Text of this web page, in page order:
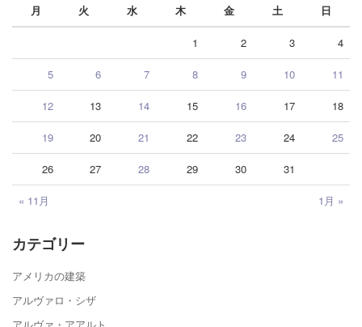
月
火 水 木 金 土 日
« 11月 1月 »
1 2 3 4
5 6 7 8 9 10 11
12 13 14 15 16 17 18
19 20 21 22 23 24 25
26 27 28 29 30 31
カテゴリー
アメリカの建築
アルヴァロ・シザ